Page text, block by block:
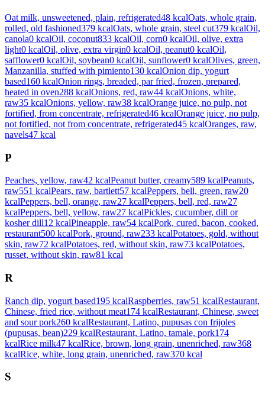
Oat milk, unsweetened, plain, refrigerated48 kcalOats, whole grain,
rolled, old fashioned379 kcalOats, whole grain, steel cut379 kcalOil,
canola0 kcalOil, coconut833 kcalOil, corn0 kcalOil, olive, extra
light0 kcalOil, olive, extra virgin0 kcalOil, peanut0 kcalOil,
safflower0 kcalOil, soybean0 kcalOil, sunflower0 kcalOlives, green,
Manzanilla, stuffed with pimiento130 kcalOnion dip, yogurt
based160 kcalOnion rings, breaded, par fried, frozen, prepared,
heated in oven288 kcalOnions, red, raw44 kcalOnions, white,
raw35 kcalOnions, yellow, raw38 kcalOrange juice, no pulp, not
fortified, from concentrate, refrigerated46 kcalOrange juice, no pulp,
not fortified, not from concentrate, refrigerated45 kcalOranges, raw,
navels47 kcal
P
Peaches, yellow, raw42 kcalPeanut butter, creamy589 kcalPeanuts,
raw551 kcalPears, raw, bartlett57 kcalPeppers, bell, green, raw20
kcalPeppers, bell, orange, raw27 kcalPeppers, bell, red, raw27
kcalPeppers, bell, yellow, raw27 kcalPickles, cucumber, dill or
kosher dill12 kcalPineapple, raw54 kcalPork, cured, bacon, cooked,
restaurant500 kcalPork, ground, raw233 kcalPotatoes, gold, without
skin, raw72 kcalPotatoes, red, without skin, raw73 kcalPotatoes,
russet, without skin, raw81 kcal
R
Ranch dip, yogurt based195 kcalRaspberries, raw51 kcalRestaurant,
Chinese, fried rice, without meat174 kcalRestaurant, Chinese, sweet
and sour pork260 kcalRestaurant, Latino, pupusas con frijoles
(pupusas, bean)229 kcalRestaurant, Latino, tamale, pork174
kcalRice milk47 kcalRice, brown, long grain, unenriched, raw368
kcalRice, white, long grain, unenriched, raw370 kcal
S